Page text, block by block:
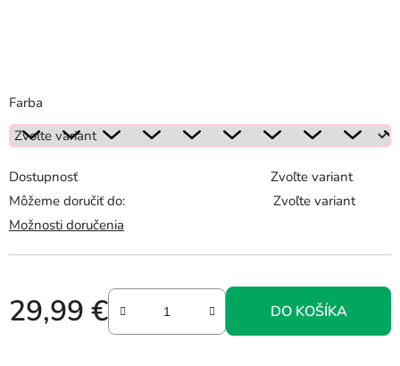
Farba
Dostupnosť
Zvoľte variant
Môžeme doručiť do:
Zvoľte variant
Možnosti doručenia
29,99 €
Jednotková cena:
DO KOŠÍKA